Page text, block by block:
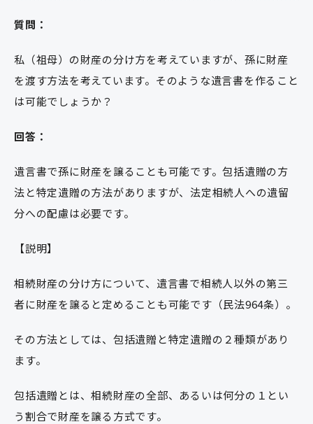
質問：
私（祖母）の財産の分け方を考えていますが、孫に財産
を渡す方法を考えています。そのような遺言書を作ること
は可能でしょうか？
回答：
遺言書で孫に財産を譲ることも可能です。包括遺贈の方
法と特定遺贈の方法がありますが、法定相続人への遺留
分への配慮は必要です。
【説明】
相続財産の分け方について、遺言書で相続人以外の第三
者に財産を譲ると定めることも可能です（民法964条）。
その方法としては、包括遺贈と特定遺贈の２種類があり
ます。
包括遺贈とは、相続財産の全部、あるいは何分の１とい
う割合で財産を譲る方式です。